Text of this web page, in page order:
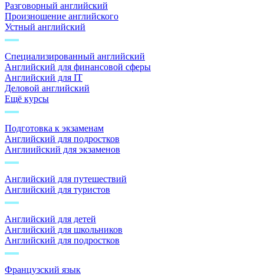
Разговорный английский
Произношение английского
Устный английский
Специализированный английский
Английский для финансовой сферы
Английский для IT
Деловой английский
Ещё курсы
Подготовка к экзаменам
Английский для подростков
Англиийский для экзаменов
Английский для путешествий
Английский для туристов
Английский для детей
Английский для школьников
Английский для подростков
Французский язык